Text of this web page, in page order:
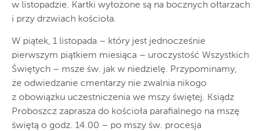
w listopadzie. Kartki wyłożone są na bocznych ołtarzach
i przy drzwiach kościoła.
W piątek, 1 listopada – który jest jednocześnie
pierwszym piątkiem miesiąca – uroczystość Wszystkich
Świętych – msze św. jak w niedzielę. Przypominamy,
że odwiedzanie cmentarzy nie zwalnia nikogo
z obowiązku uczestniczenia we mszy świętej. Ksiądz
Proboszcz zaprasza do kościoła parafialnego na mszę
świętą o godz. 14.00 – po mszy św. procesja